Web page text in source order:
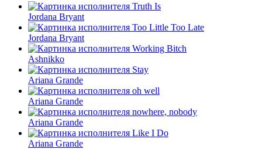
Truth Is
Jordana Bryant
Too Little Too Late
Jordana Bryant
Working Bitch
Ashnikko
Stay
Ariana Grande
oh well
Ariana Grande
nowhere, nobody
Ariana Grande
Like I Do
Ariana Grande